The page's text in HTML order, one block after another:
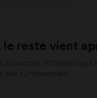
le reste vient